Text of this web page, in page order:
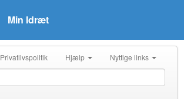
Min Idræt
Privatlivspolitik Hjælp Nyttige links